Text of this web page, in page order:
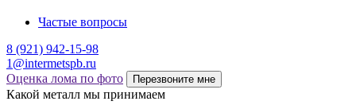
Частые вопросы
8 (921) 942-15-98
1@intermetspb.ru
Оценка лома по фото
Перезвоните мне
Какой металл мы принимаем